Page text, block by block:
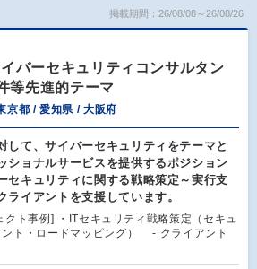
掲載期間：26/08/08～26/08/26
バーセキュリティコンサルタン
等先進的テーマ
京都 / 愛知県 / 大阪府
して、サイバーセキュリティをテーマと
ショナルサービスを提供するポジション
セキュリティに関する戦略策定～実行支
ライアントを支援しています。
クト事例] ・ITセキュリティ戦略策定（セキュ
ント・ロードマッピング） - クライアント